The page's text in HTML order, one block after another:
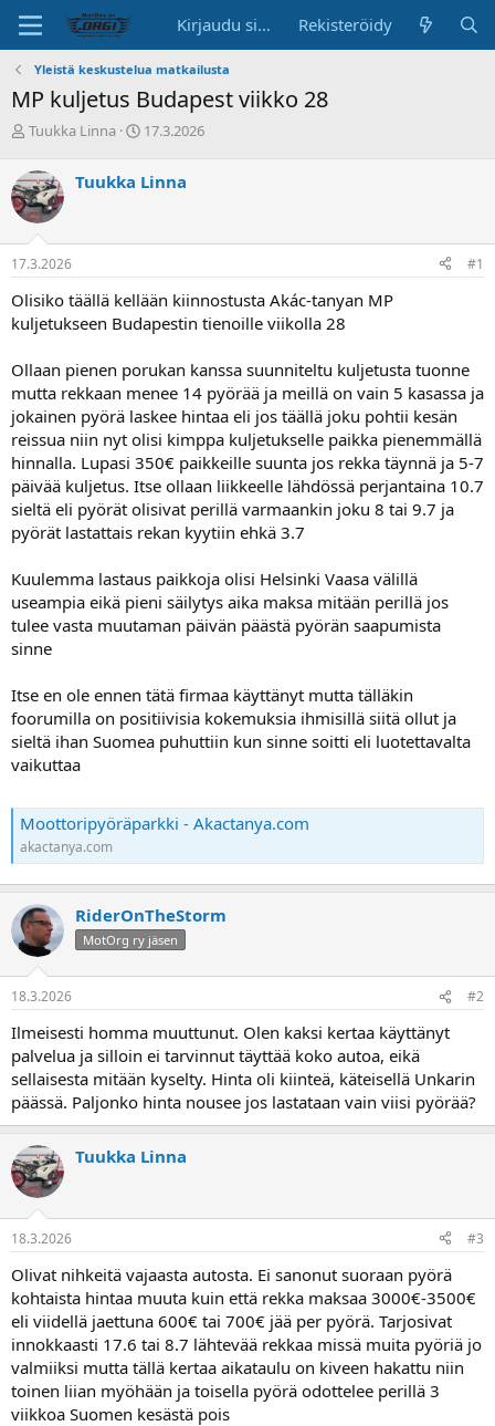
Kirjaudu sisään Rekisteröidy
Yleistä keskustelua matkailusta
MP kuljetus Budapest viikko 28
K
s
k
u
s
t
e
u
n
l
o
i
t
t
a
j
a
Tuukka Linna
A
i
s
i
v
17.3.2026
Tuukka Linna
17.3.2026 #1
Olisiko täällä kellään kiinnostusta Akác-tanyan MP
kuljetukseen Budapestin tienoille viikolla 28
Ollaan pienen porukan kanssa suunniteltu kuljetusta tuonne
mutta rekkaan menee 14 pyörää ja meillä on vain 5 kasassa ja
jokainen pyörä laskee hintaa eli jos täällä joku pohtii kesän
reissua niin nyt olisi kimppa kuljetukselle paikka pienemmällä
hinnalla. Lupasi 350€ paikkeille suunta jos rekka täynnä ja 5-7
päivää kuljetus. Itse ollaan liikkeelle lähdössä perjantaina 10.7
sieltä eli pyörät olisivat perillä varmaankin joku 8 tai 9.7 ja
pyörät lastattais rekan kyytiin ehkä 3.7
Kuulemma lastaus paikkoja olisi Helsinki Vaasa välillä
useampia eikä pieni säilytys aika maksa mitään perillä jos
tulee vasta muutaman päivän päästä pyörän saapumista
sinne
Itse en ole ennen tätä firmaa käyttänyt mutta tälläkin
foorumilla on positiivisia kokemuksia ihmisillä siitä ollut ja
sieltä ihan Suomea puhuttiin kun sinne soitti eli luotettavalta
vaikuttaa
Moottoripyöräparkki - Akactanya.com
akactanya.com
RiderOnTheStorm
MotOrg ry jäsen
18.3.2026 #2
Ilmeisesti homma muuttunut. Olen kaksi kertaa käyttänyt
palvelua ja silloin ei tarvinnut täyttää koko autoa, eikä
sellaisesta mitään kyselty. Hinta oli kiinteä, käteisellä Unkarin
päässä. Paljonko hinta nousee jos lastataan vain viisi pyörää?
Tuukka Linna
18.3.2026 #3
Olivat nihkeitä vajaasta autosta. Ei sanonut suoraan pyörä
kohtaista hintaa muuta kuin että rekka maksaa 3000€-3500€
eli viidellä jaettuna 600€ tai 700€ jää per pyörä. Tarjosivat
innokkaasti 17.6 tai 8.7 lähtevää rekkaa missä muita pyöriä jo
valmiiksi mutta tällä kertaa aikataulu on kiveen hakattu niin
toinen liian myöhään ja toisella pyörä odottelee perillä 3
viikkoa Suomen kesästä pois